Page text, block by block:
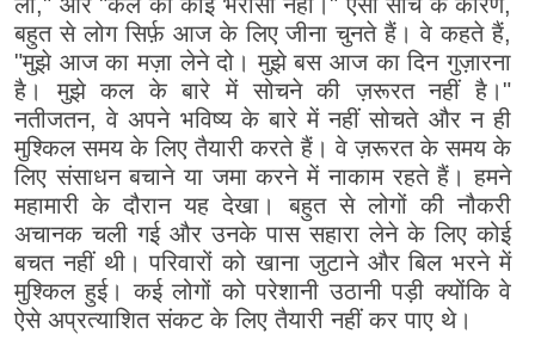
बहुत से लोग सिर्फ़ आज के लिए जीना चुनते हैं। वे कहते हैं,
"मुझे आज का मज़ा लेने दो। मुझे बस आज का दिन गुज़ारना
है। मुझे कल के बारे में सोचने की ज़रूरत नहीं है।"
नतीजतन, वे अपने भविष्य के बारे में नहीं सोचते और न ही
मुश्किल समय के लिए तैयारी करते हैं। वे ज़रूरत के समय के
लिए संसाधन बचाने या जमा करने में नाकाम रहते हैं। हमने
महामारी के दौरान यह देखा। बहुत से लोगों की नौकरी
अचानक चली गई और उनके पास सहारा लेने के लिए कोई
बचत नहीं थी। परिवारों को खाना जुटाने और बिल भरने में
मुश्किल हुई। कई लोगों को परेशानी उठानी पड़ी क्योंकि वे
ऐसे अप्रत्याशित संकट के लिए तैयारी नहीं कर पाए थे।